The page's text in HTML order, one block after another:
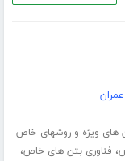
های ویژه و روشهای خاص
، فناوری بتن های خاص،